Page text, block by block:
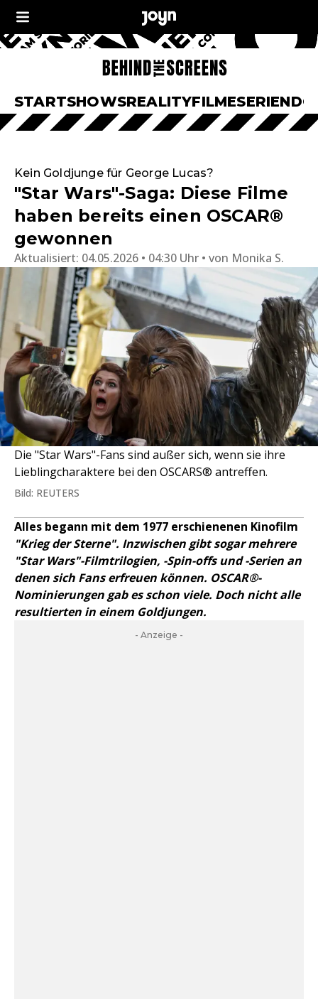
STARTSHOWSREALITYFILMESERIEN
Kein Goldjunge für George Lucas?
"Star Wars"-Saga: Diese Filme
haben bereits einen OSCAR®
gewonnen
Aktualisiert: 04.05.2026 • 04:30 Uhr von Monika S.
Die "Star Wars"-Fans sind außer sich, wenn sie ihre
Lieblingcharaktere bei den OSCARS® antreffen.
Bild: REUTERS
Alles begann mit dem 1977 erschienenen Kinofilm
"Krieg der Sterne". Inzwischen gibt sogar mehrere
"Star Wars"-Filmtrilogien, -Spin-offs und -Serien an
denen sich Fans erfreuen können. OSCAR®-
Nominierungen gab es schon viele. Doch nicht alle
resultierten in einem Goldjungen.
- Anzeige -